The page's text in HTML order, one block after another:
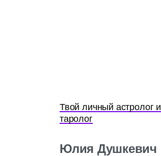
Твой личный астролог и
таролог
Юлия Душкевич